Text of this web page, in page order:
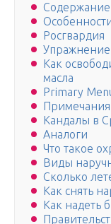
Содержание
Росгвардия
Как
масла
Primary
Примечания
Кандалы в
Аналоги
Что такое
Виды
Сколько
Как снять
Как надеть